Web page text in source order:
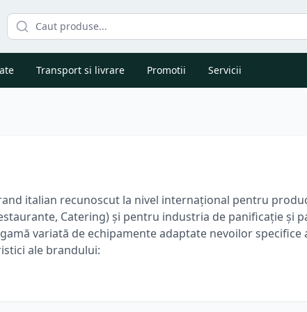
Transport si livrare Promotii Servicii
italian recunoscut la nivel internațional pentru
Catering) și pentru industria de panificație și
variată de echipamente adaptate nevoilor
ale brandului: